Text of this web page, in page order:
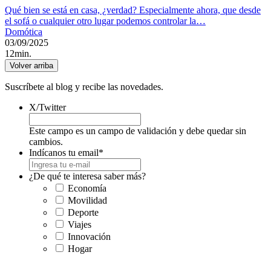
Qué bien se está en casa, ¿verdad? Especialmente ahora, que desde
el sofá o cualquier otro lugar podemos controlar la…
Domótica
03/09/2025
12min.
Volver arriba
Suscríbete al blog y recibe las novedades.
X/Twitter
Este campo es un campo de validación y debe quedar sin
cambios.
Indícanos tu email*
¿De qué te interesa saber más?
Economía
Movilidad
Deporte
Viajes
Innovación
Hogar